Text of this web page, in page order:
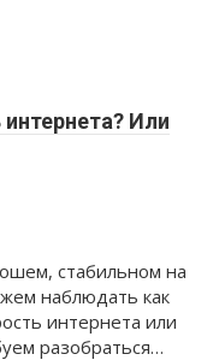
Или
стабильном на
наблюдать как
интернета или
разобраться…